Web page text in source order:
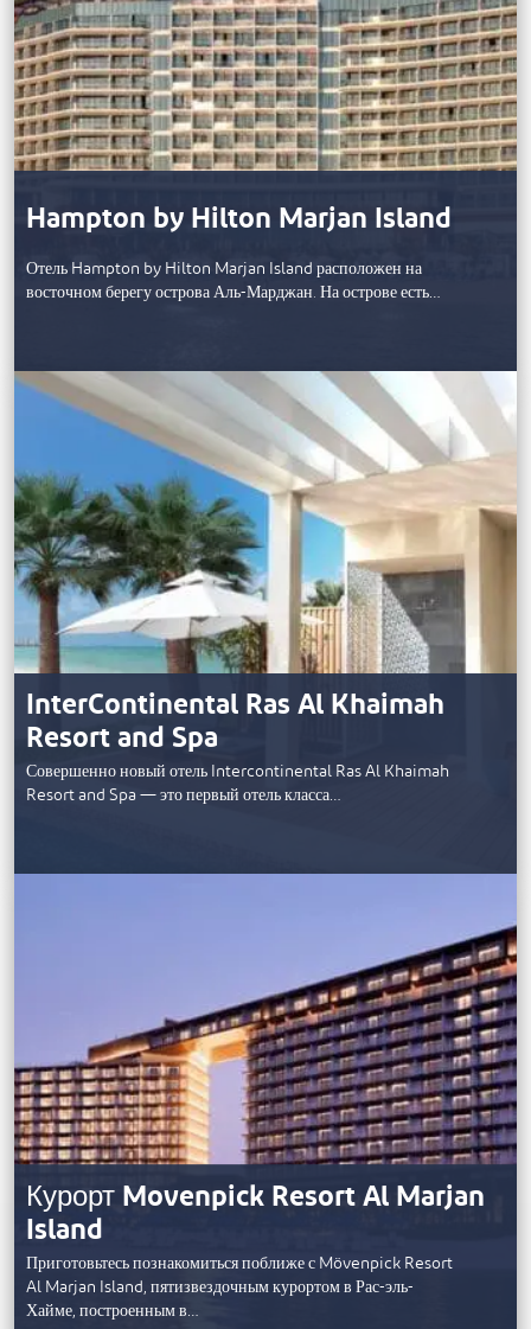
Hampton by Hilton Marjan Island
Отель Hampton by Hilton Marjan Island расположен на
восточном берегу острова Аль-Марджан. На острове есть…
InterContinental Ras Al Khaimah
Resort and Spa
Совершенно новый отель Intercontinental Ras Al Khaimah
Resort and Spa — это первый отель класса…
Курорт Movenpick Resort Al Marjan
Island
Приготовьтесь познакомиться поближе с Mövenpick Resort
Al Marjan Island, пятизвездочным курортом в Рас-эль-
Хайме, построенным в…